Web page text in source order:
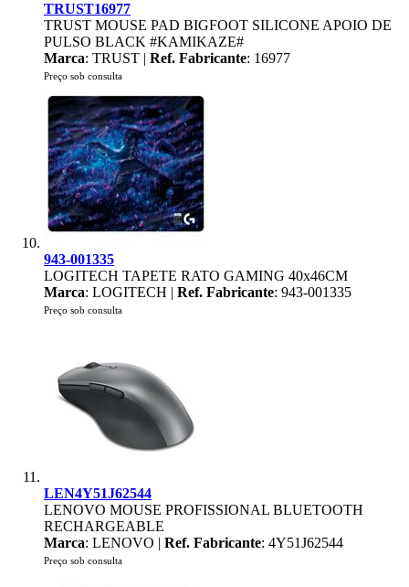
TRUST16977
TRUST MOUSE PAD BIGFOOT SILICONE APOIO DE
PULSO BLACK #KAMIKAZE#
Marca: TRUST | Ref. Fabricante: 16977
Preço sob consulta
943-001335
LOGITECH TAPETE RATO GAMING 40x46CM
Marca: LOGITECH | Ref. Fabricante: 943-001335
Preço sob consulta
LEN4Y51J62544
LENOVO MOUSE PROFISSIONAL BLUETOOTH
RECHARGEABLE
Marca: LENOVO | Ref. Fabricante: 4Y51J62544
Preço sob consulta